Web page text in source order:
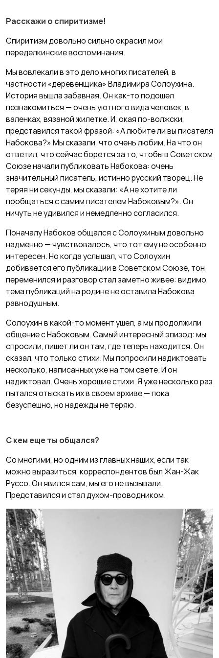
Расскажи о спиритизме!
Спиритизм довольно сильно окрасил мои
переделкинские воспоминания.
Мы вовлекали в это дело многих писателей, в
частности «деревенщика» Владимира Солоухина.
История вышла забавная. Он как-то подошел
познакомиться — очень уютного вида человек, в
валенках, вязаной жилетке. И, окая по-волжски,
представился такой фразой: «А любите ли вы писателя
Набокова?» Мы сказали, что очень любим. На что он
ответил, что сейчас борется за то, чтобы в Советском
Союзе начали публиковать Набокова: очень
значительный писатель, истинно русский творец. Не
теряя ни секунды, мы сказали: «А не хотите ли
пообщаться с самим писателем Набоковым?». Он
ничуть не удивился и немедленно согласился.
Поначалу Набоков общался с Солоухиным довольно
надменно — чувствовалось, что тот ему не особенно
интересен. Но когда услышал, что Солоухин
добивается его публикации в Советском Союзе, тон
переменился и разговор стал заметно живее: видимо,
тема публикаций на родине не оставила Набокова
равнодушным.
Солоухин в какой-то момент ушел, а мы продолжили
общение с Набоковым. Самый интересный эпизод: мы
спросили, пишет ли он там, где теперь находится. Он
сказал, что только стихи. Мы попросили надиктовать
несколько, написанных уже на том свете. И он
надиктовал. Очень хорошие стихи. Я уже несколько раз
пытался отыскать их в своем архиве — пока
безуспешно, но надежды не теряю.
С кем еще ты общался?
Со многими, но одним из главных наших, если так
можно выразиться, корреспондентов был Жан-Жак
Руссо. Он явился сам, мы его не вызывали.
Представился и стал духом-проводником.